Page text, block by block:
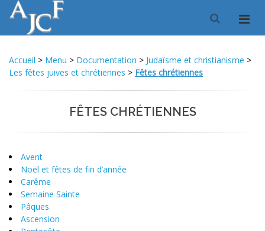
Accueil > Menu > Documentation > Judaïsme et christianisme >
Les fêtes juives et chrétiennes > Fêtes chrétiennes
FÊTES CHRÉTIENNES
Avent
Noël et fêtes de fin d’année
Carême
Semaine Sainte
Pâques
Ascension